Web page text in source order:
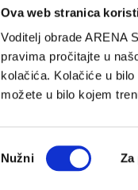
Ova web stranica
Voditelj obrade ARENA
pravima pročitajte u
kolačića. Kolačiće u
možete u bilo kojem
Selection
Nužni Za
NAJNOVIJE